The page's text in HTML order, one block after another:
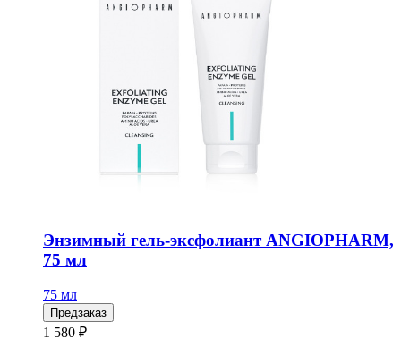
Энзимный гель-эксфолиант ANGIOPHARM,
75 мл
75 мл
Предзаказ
1 580 ₽